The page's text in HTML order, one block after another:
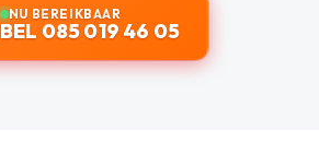
NU BEREIKBAAR
BEL 085 019 46 05